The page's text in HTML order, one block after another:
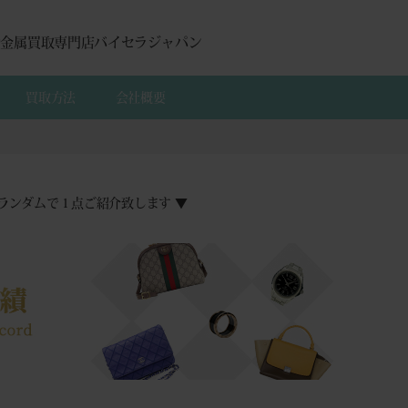
属買取専門店バイセラジャパン
買取方法 会社概要
ンダムで１点ご紹介致します ▼